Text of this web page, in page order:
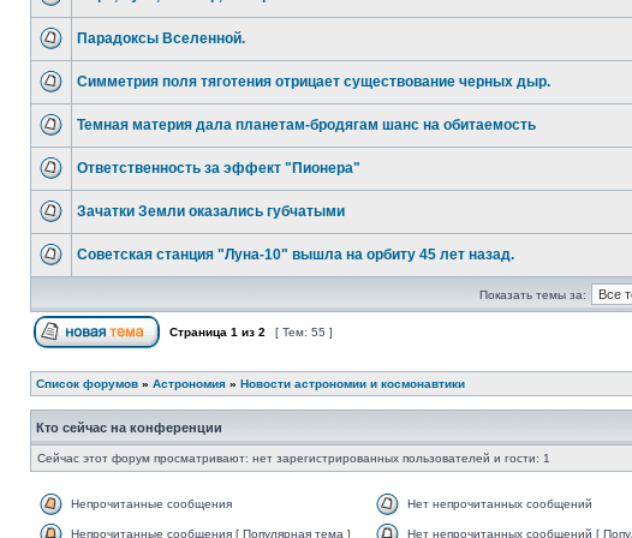
Парадоксы Вселенной.
Симметрия поля тяготения отрицает существование черных дыр.
Темная материя дала планетам-бродягам шанс на обитаемость
Ответственность за эффект "Пионера"
Зачатки Земли оказались губчатыми
Советская станция "Луна-10" вышла на орбиту 45 лет назад.
Показать темы за:
Страница 1 из 2 [ Тем: 55 ]
Список форумов » Астрономия » Новости астрономии и космонавтики
Кто сейчас на конференции
Сейчас этот форум просматривают: нет зарегистрированных пользователей и гости: 1
Непрочитанные сообщения Нет непрочитанных сообщений
Непрочитанные сообщения [ Популярная тема ] Нет непрочитанных сообщений [